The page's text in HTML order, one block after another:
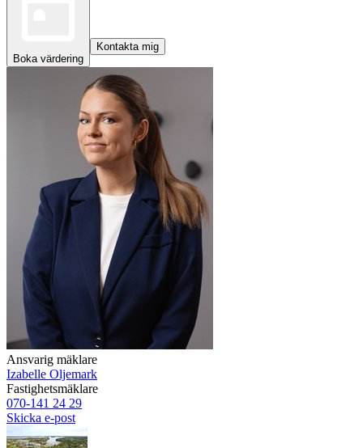
Boka värdering
Kontakta mig
Ansvarig mäklare
Izabelle Oljemark
Fastighetsmäklare
070-141 24 29
Skicka e-post